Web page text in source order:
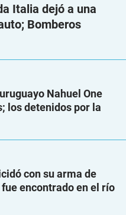
Italia dejó a una
Bomberos
Nahuel One
los detenidos por la
con su arma de
encontrado en el río